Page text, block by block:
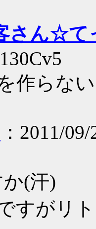
さん☆て
作らな
：2011/
か(汗)
すがリ